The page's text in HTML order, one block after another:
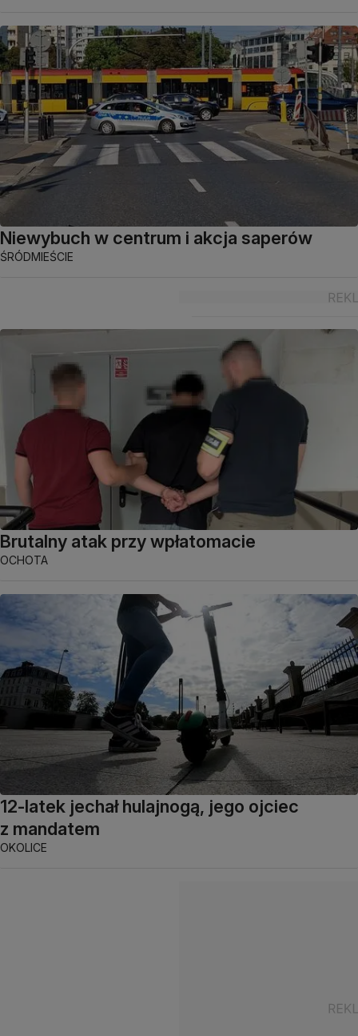
Niewybuch w centrum i akcja saperów
ŚRÓDMIEŚCIE
Brutalny atak przy wpłatomacie
OCHOTA
12-latek jechał hulajnogą, jego ojciec
z mandatem
OKOLICE